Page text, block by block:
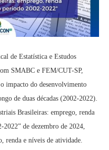
de Estatística e Estudos
SMABC e FEM/CUT-SP,
impacto do desenvolvimento
de duas décadas (2002-2022).
Brasileiras: emprego, renda
de dezembro de 2024,
renda e níveis de atividade.